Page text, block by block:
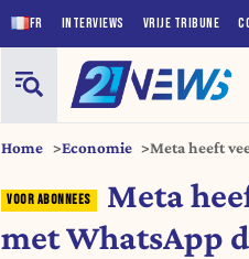
FR INTERVIEWS VRIJE TRIBUNE
Home Economie Meta heeft
Meta
met WhatsApp